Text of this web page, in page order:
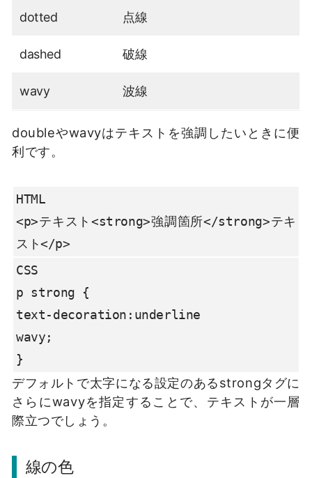
dotted 点線
dashed 破線
wavy 波線
doubleやwavyはテキストを強調したいときに便
利です。
HTML
<p>テキスト<strong>強調箇所</strong>テキ
スト</p>
CSS
p strong {
text-decoration:underline
wavy;
}
デフォルトで太字になる設定のあるstrongタグに
さらにwavyを指定することで、テキストが一層
際立つでしょう。
線の色